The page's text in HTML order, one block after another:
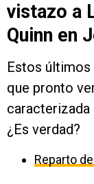
vistazo a
Quinn en
Estos últimos
que pronto
caracterizada
¿Es verdad?
Reparto